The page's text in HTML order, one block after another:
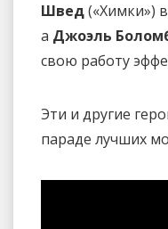
Швед(«Химки»)
а Джоэль
свою работу
Эти и другие
параде лучших